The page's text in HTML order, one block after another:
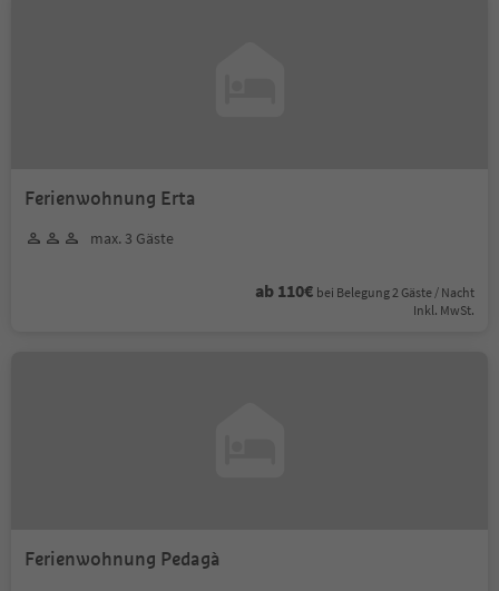
Ferienwohnung Erta
max. 3 Gäste
ab 110€ bei Belegung 2 Gäste / Nacht
Inkl. MwSt.
Ferienwohnung Pedagà